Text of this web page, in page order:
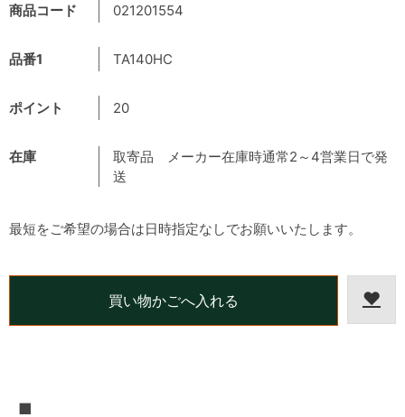
商品コード 021201554
品番1 TA140HC
ポイント 20
在庫
取寄品 メーカー在庫時通常2～4営業日で発
送
■
最短をご希望の場合は日時指定なしでお願いいたします。